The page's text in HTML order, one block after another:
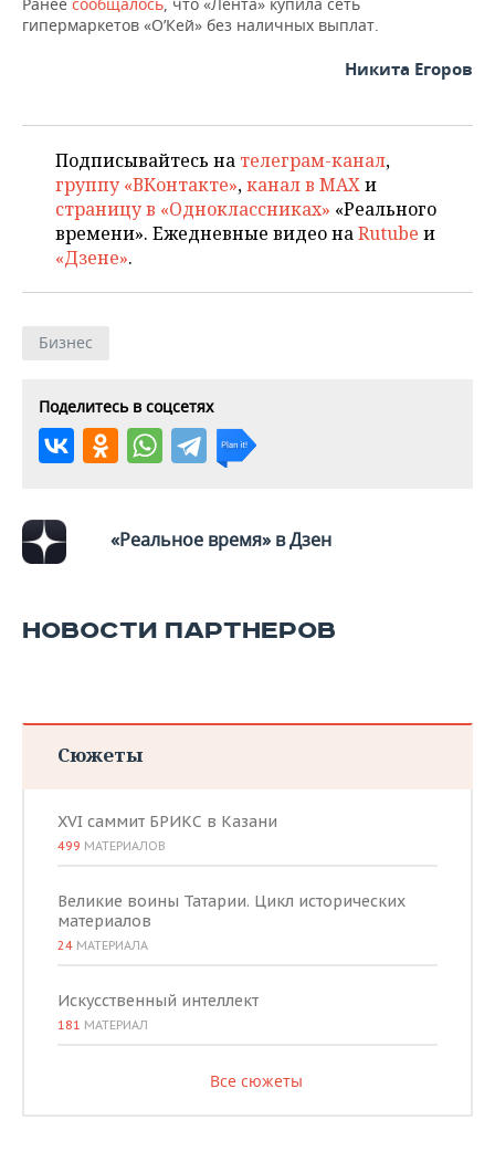
гипермаркетов «О’Кей» без наличных выплат.
Никита Егоров
Подписывайтесь на телеграм-канал,
группу «ВКонтакте»,канал в MAXи
страницу в «Одноклассниках» «Реального
времени». Ежедневные видео наRutube и
«Дзене».
Бизнес
Поделитесь в соцсетях
«Реальное время» в Дзен
НОВОСТИ ПАРТНЕРОВ
Сюжеты
XVI саммит БРИКС в Казани
499 МАТЕРИАЛОВ
Великие воины Татарии. Цикл исторических
материалов
24 МАТЕРИАЛА
Искусственный интеллект
181 МАТЕРИАЛ
Все сюжеты